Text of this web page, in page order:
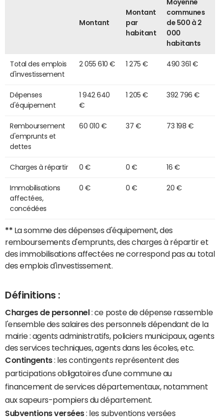
Montant
Montant
par
habitant
Moyenne
communes
de 500 à 2
000
habitants
Total des emplois
d'investissement
2 055 610 € 1 275 € 490 361 €
Dépenses
d'équipement
1 942 640
€
1 205 € 392 796 €
Remboursement
d'emprunts et
dettes
60 010 € 37 € 73 198 €
Charges à répartir 0 € 0 € 16 €
Immobilisations
affectées,
concédées
0 € 0 € 20 €
** La somme des dépenses d'équipement, des
remboursements d'emprunts, des charges à répartir et
des immobilisations affectées ne correspond pas au total
des emplois d'investissement.
Définitions :
Charges de personnel : ce poste de dépense rassemble
l'ensemble des salaires des personnels dépendant de la
mairie : agents administratifs, policiers municipaux, agents
des services techniques, agents dans les écoles, etc.
Contingents: les contingents représentent des
participations obligatoires d'une commune au
financement de services départementaux, notamment
aux sapeurs-pompiers du département.
Subventions versées: les subventions versées